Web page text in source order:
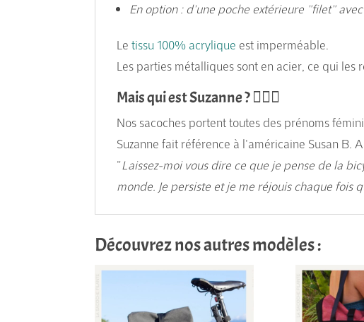
En option : d'une poche extérieure "filet"
Letissu 100% acrylique est imperméable.
Les parties métalliques sont en acier, ce qui les
Mais qui est Suzanne ? 🚵🏻‍♀️
Nos sacoches portent toutes des prénoms
Suzanne fait référence à l'américaine Susan B.
"Laissez-moi vous dire ce que je pense de la
monde. Je persiste et je me réjouis chaque fois
Découvrez nos autres modèles :